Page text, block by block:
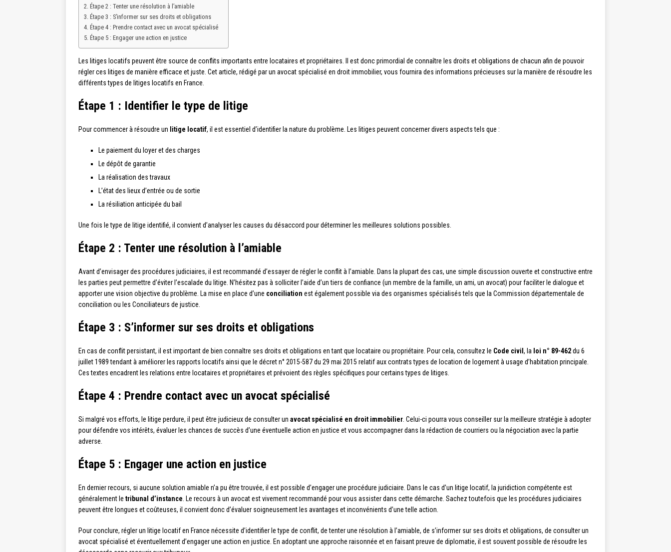
Étape 2 : Tenter une résolution à l’amiable
Étape 3 : S’informer sur ses droits et obligations
Étape 4 : Prendre contact avec un avocat spécialisé
Étape 5 : Engager une action en justice
Les litiges locatifs peuvent être source de conflits importants entre locataires et propriétaires. Il est donc primordial de connaître les droits et obligations de chacun afin de pouvoir
régler ces litiges de manière efficace et juste. Cet article, rédigé par un avocat spécialisé en droit immobilier, vous fournira des informations précieuses sur la manière de résoudre les
différents types de litiges locatifs en France.
Étape 1 : Identifier le type de litige
Pour commencer à résoudre un litige locatif, il est essentiel d’identifier la nature du problème. Les litiges peuvent concerner divers aspects tels que :
Le paiement du loyer et des charges
Le dépôt de garantie
La réalisation des travaux
L’état des lieux d’entrée ou de sortie
La résiliation anticipée du bail
Une fois le type de litige identifié, il convient d’analyser les causes du désaccord pour déterminer les meilleures solutions possibles.
Étape 2 : Tenter une résolution à l’amiable
Avant d’envisager des procédures judiciaires, il est recommandé d’essayer de régler le conflit à l’amiable. Dans la plupart des cas, une simple discussion ouverte et constructive entre
les parties peut permettre d’éviter l’escalade du litige. N’hésitez pas à solliciter l’aide d’un tiers de confiance (un membre de la famille, un ami, un avocat) pour faciliter le dialogue et
apporter une vision objective du problème. La mise en place d’une conciliation est également possible via des organismes spécialisés tels que la Commission départementale de
conciliation ou les Conciliateurs de justice.
Étape 3 : S’informer sur ses droits et obligations
En cas de conflit persistant, il est important de bien connaître ses droits et obligations en tant que locataire ou propriétaire. Pour cela, consultez le Code civil , la loi n° 89-462du 6
juillet 1989 tendant à améliorer les rapports locatifs ainsi que le décret n° 2015-587 du 29 mai 2015 relatif aux contrats types de location de logement à usage d’habitation principale.
Ces textes encadrent les relations entre locataires et propriétaires et prévoient des règles spécifiques pour certains types de litiges.
Étape 4 : Prendre contact avec un avocat spécialisé
Si malgré vos efforts, le litige perdure, il peut être judicieux de consulter un avocat spécialisé en droit immobilier . Celui-ci pourra vous conseiller sur la meilleure stratégie à adopter
pour défendre vos intérêts, évaluer les chances de succès d’une éventuelle action en justice et vous accompagner dans la rédaction de courriers ou la négociation avec la partie
adverse.
Étape 5 : Engager une action en justice
En dernier recours, si aucune solution amiable n’a pu être trouvée, il est possible d’engager une procédure judiciaire. Dans le cas d’un litige locatif, la juridiction compétente est
généralement le tribunal d’instance . Le recours à un avocat est vivement recommandé pour vous assister dans cette démarche. Sachez toutefois que les procédures judiciaires
peuvent être longues et coûteuses, il convient donc d’évaluer soigneusement les avantages et inconvénients d’une telle action.
Pour conclure, régler un litige locatif en France nécessite d’identifier le type de conflit, de tenter une résolution à l’amiable, de s’informer sur ses droits et obligations, de consulter un
avocat spécialisé et éventuellement d’engager une action en justice. En adoptant une approche raisonnée et en faisant preuve de diplomatie, il est souvent possible de résoudre les